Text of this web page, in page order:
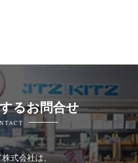
るお問合せ
株式会社は、